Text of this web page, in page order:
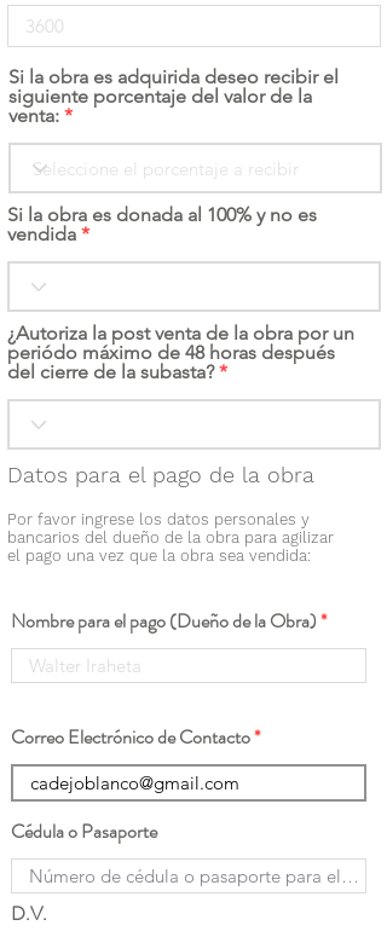
Si la obra es adquirida deseo recibir el
siguiente porcentaje del valor de la
venta:
Si la obra es donada al 100% y no es
vendida
¿Autoriza la post venta de la obra por un
periódo máximo de 48 horas después
del cierre de la subasta?
Datos para el pago de la obra
Por favor ingrese los datos personales y
bancarios del dueño de la obra para agilizar
el pago una vez que la obra sea vendida:
Nombre para el pago (Dueño de la Obra)
Correo Electrónico de Contacto
Cédula o Pasaporte
D.V.